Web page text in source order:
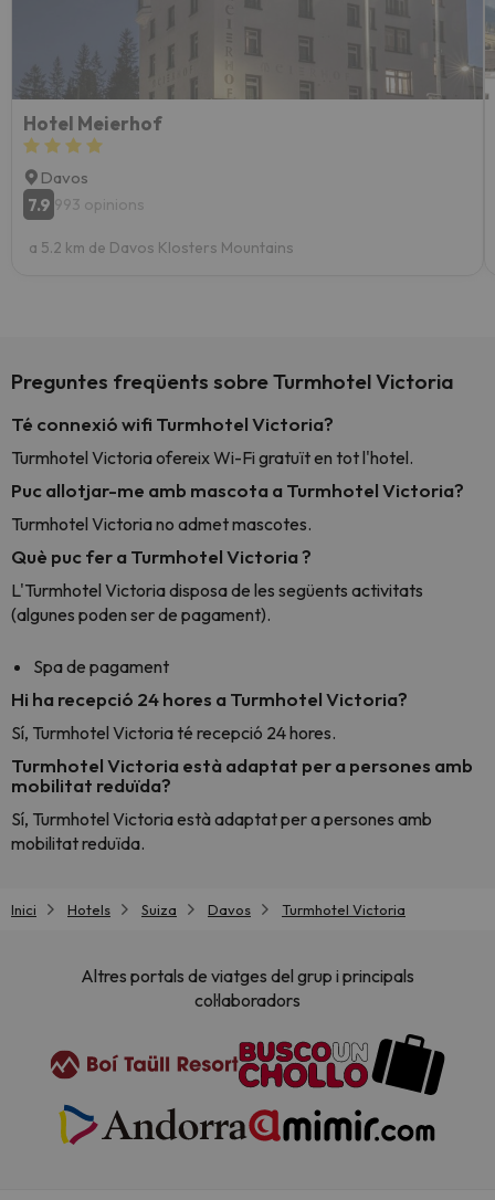
Hotel Meierhof
Davos
7.9 993 opinions
a 5.2 km de Davos Klosters Mountains
Preguntes freqüents sobre Turmhotel Victoria
Té connexió wifi Turmhotel Victoria?
Turmhotel Victoria ofereix Wi-Fi gratuït en tot l'hotel.
Puc allotjar-me amb mascota a Turmhotel Victoria?
Turmhotel Victoria no admet mascotes.
Què puc fer a Turmhotel Victoria ?
L'Turmhotel Victoria disposa de les següents activitats
(algunes poden ser de pagament).
Spa de pagament
Hi ha recepció 24 hores a Turmhotel Victoria?
Sí, Turmhotel Victoria té recepció 24 hores.
Turmhotel Victoria està adaptat per a persones amb
mobilitat reduïda?
Sí, Turmhotel Victoria està adaptat per a persones amb
mobilitat reduïda.
Inici Hotels Suiza Davos Turmhotel Victoria
Altres portals de viatges del grup i principals
col·laboradors